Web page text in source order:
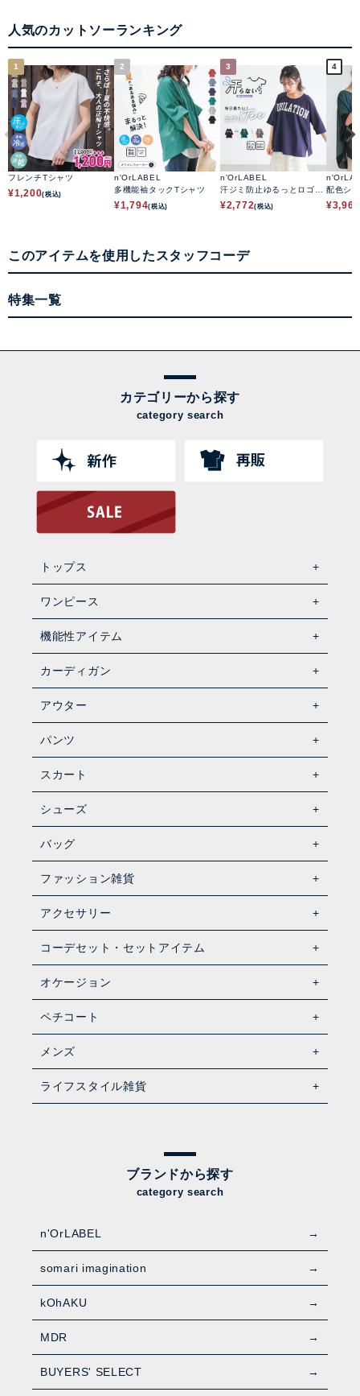
人気のカットソーランキング
1
フレンチTシャツ
¥1,200(税込)
2
n'OrLABEL
多機能袖タックTシャツ
¥1,794(税込)
3
n'OrLABEL
汗ジミ防止ゆるっとロゴT
シャツ
¥2,772(税込)
4
配色シ
ップス
¥3,960
このアイテムを使用したスタッフコーデ
特集一覧
カテゴリーから探す
category search
トップス
ワンピース
機能性アイテム
カーディガン
アウター
パンツ
スカート
シューズ
バッグ
ファッション雑貨
アクセサリー
コーデセット・セットアイテム
オケージョン
ペチコート
メンズ
ライフスタイル雑貨
ブランドから探す
category search
n'OrLABEL
somari imagination
kOhAKU
MDR
BUYERS' SELECT